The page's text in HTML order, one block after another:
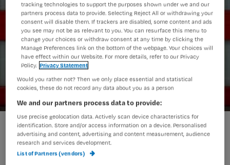
Loonsverhoging voor verpleegkundigen UMC’s
tracking technologies to support the purposes shown under we and our
partners process data to provide. Selecting Reject All or withdrawing your
consent will disable them. If trackers are disabled, some content and ads
you see may not be as relevant to you. You can resurface this menu to
change your choices or withdraw consent at any time by clicking the
Manage Preferences link on the bottom of the webpage. Your choices will
have effect within our Website. For more details, refer to our Privacy
Policy. Privacy Statement
Would you rather not? Then we only place essential and statistical
cookies, these do not record any data about you as a person
We and our partners process data to provide:
Use precise geolocation data. Actively scan device characteristics for
identification. Store and/or access information on a device. Personalised
advertising and content, advertising and content measurement, audience
research and services development.
List of Partners (vendors)